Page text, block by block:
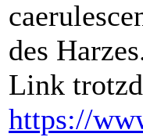
des
Link
https://